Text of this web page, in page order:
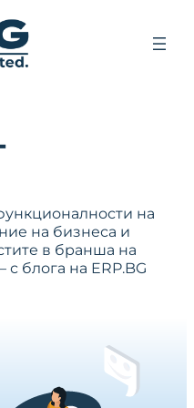
на
на бизнеса и
в бранша на
с блога на ERP.BG